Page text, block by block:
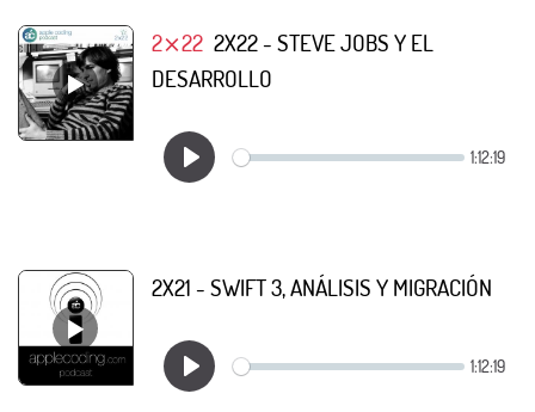
2⨯22 2X22 - STEVE JOBS Y EL
DESARROLLO
2X21 - SWIFT 3, ANÁLISIS Y MIGRACIÓN